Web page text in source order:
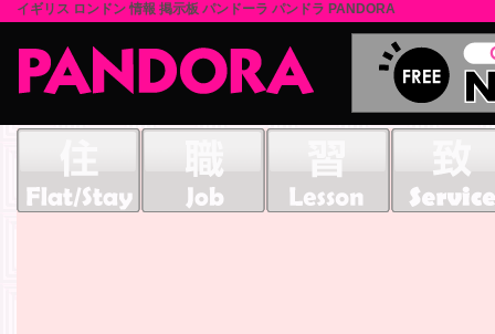
イギリス ロンドン 情報 掲示板 パンドーラ パンドラ PANDORA